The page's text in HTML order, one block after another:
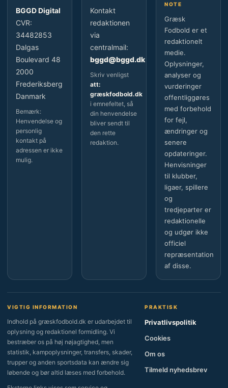
BGGD Digital
CVR:
34482853
Dalgas
Boulevard 48
2000
Frederiksberg
Danmark
Bemærk:
Henvendelse og
personlig
kontakt på
adressen er ikke
mulig.
Kontakt
redaktionen
via
centralmail:
bggd@bggd.dk
Skriv venligst
att:
græskfodbold.dk
i emnefeltet, så
din henvendelse
bliver sendt til
den rette
redaktion.
NOTE
Græsk
Fodbold er et
redaktionelt
medie.
Oplysninger,
analyser og
vurderinger
offentliggøres
med forbehold
for fejl,
ændringer og
senere
opdateringer.
Henvisninger
til klubber,
ligaer, spillere
og
tredjeparter er
redaktionelle
og udgør ikke
officiel
repræsentation
af disse.
VIGTIG INFORMATION
Indhold på græskfodbold.dk er udarbejdet til
oplysning og redaktionel formidling. Vi
bestræber os på høj nøjagtighed, men
statistik, kampoplysninger, transfers, skader,
trupper og anden sportsdata kan ændre sig
løbende og bør altid læses med forbehold.
PRAKTISK
Privatlivspolitik
Cookies
Om os
Tilmeld nyhedsbrev